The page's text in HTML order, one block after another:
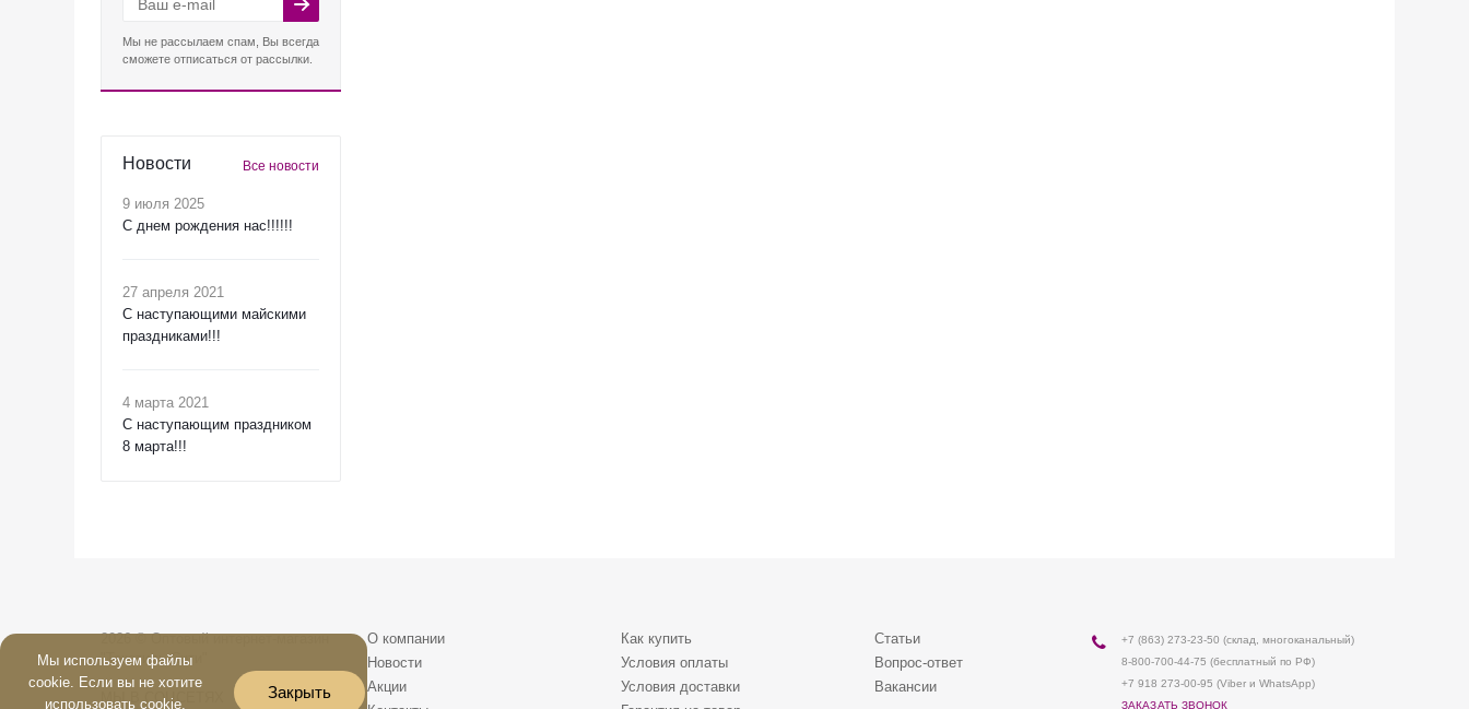
Мы не рассылаем спам, Вы всегда
сможете отписаться от рассылки.
Новости Все новости
9 июля 2025
С днем рождения нас!!!!!!
27 апреля 2021
C наступающими майскими
праздниками!!!
4 марта 2021
C наступающим праздником
8 марта!!!
2026 © Оптовый интернет-магазин
"Текстиль-Сити"
МЫ В СОЦСЕТЯХ
О компании
Новости
Акции
Как купить
Условия оплаты
Условия доставки
Статьи
Вопрос-ответ
Вакансии
+7 (863) 273-23-50 (склад, многоканальный)
8-800-700-44-75 (бесплатный по РФ)
+7 918 273-00-95 (Viber и WhatsApp)
ЗАКАЗАТЬ ЗВОНОК
Мы используем файлы
cookie. Если вы не хотите
использовать cookie,
Закрыть